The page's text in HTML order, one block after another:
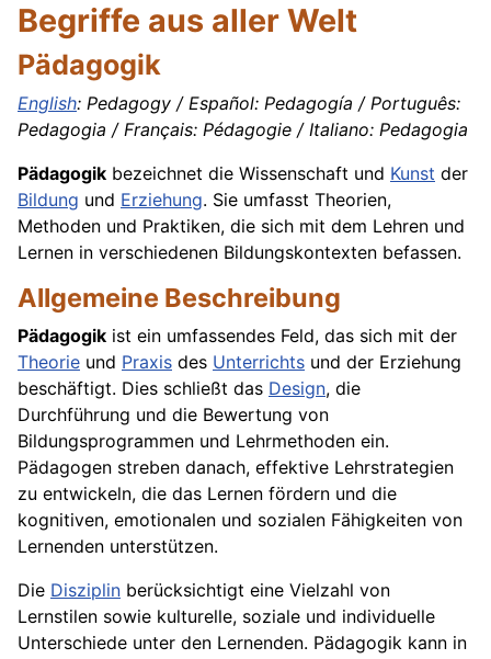
Begriffe aus aller Welt
Pädagogik
English: Pedagogy / Español: Pedagogía / Português:
Pedagogia / Français: Pédagogie / Italiano: Pedagogia
Pädagogik bezeichnet die Wissenschaft und Kunst der
Bildung und Erziehung. Sie umfasst Theorien,
Methoden und Praktiken, die sich mit dem Lehren und
Lernen in verschiedenen Bildungskontexten befassen.
Allgemeine Beschreibung
Pädagogik ist ein umfassendes Feld, das sich mit der
Theorie und Praxis des Unterrichts und der Erziehung
beschäftigt. Dies schließt das Design, die
Durchführung und die Bewertung von
Bildungsprogrammen und Lehrmethoden ein.
Pädagogen streben danach, effektive Lehrstrategien
zu entwickeln, die das Lernen fördern und die
kognitiven, emotionalen und sozialen Fähigkeiten von
Lernenden unterstützen.
Die Disziplin berücksichtigt eine Vielzahl von
Lernstilen sowie kulturelle, soziale und individuelle
Unterschiede unter den Lernenden. Pädagogik kann in